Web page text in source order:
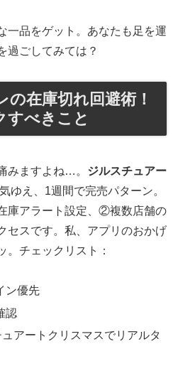
一品をゲット。あなたも足を運
過ごしてみては？
在庫切れ回避術！
すべきこと
みますよね…。 ジルスチュアー
ゆえ、1週間で完売パターン。
庫アラート設定、②複数店舗の
セスです。私、アプリのおかげ
。チェックリスト：
ン優先
認
アートクリスマスでリアルタ